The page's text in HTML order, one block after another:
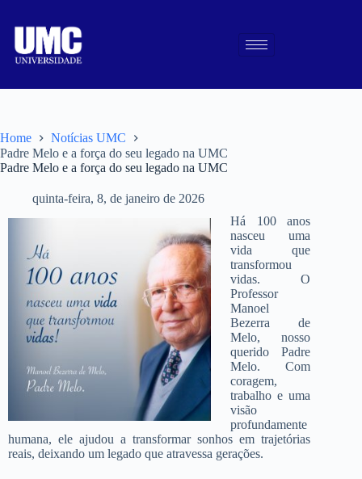
Home
Notícias UMC
Padre Melo e a força do seu legado na UMC
Padre Melo e a força do seu legado na UMC
quinta-feira, 8, de janeiro de 2026
Há 100 anos
nasceu uma
vida que
transformou
vidas. O
Professor
Manoel
Bezerra de
Melo, nosso
querido Padre
Melo. Com
coragem,
trabalho e uma
visão
profundamente
humana, ele ajudou a transformar sonhos em trajetórias
reais, deixando um legado que atravessa gerações.